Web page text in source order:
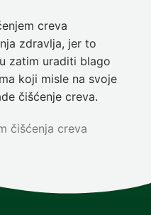
creva
zdravlja, jer to
zatim uraditi blago
koji misle na svoje
čišćenje creva.
čišćenja creva